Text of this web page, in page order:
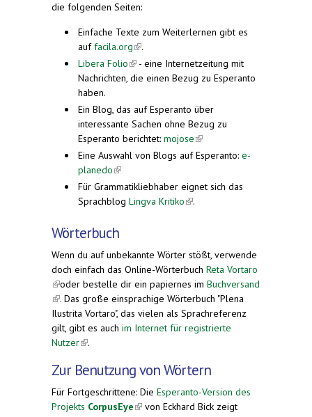
die folgenden Seiten:
Einfache Texte zum Weiterlernen gibt es
auffacila.org(link is external)
.
Libera Folio(link is external)
- eine Internetzeitung mit
Nachrichten, die einen Bezug zu Esperanto
haben.
Ein Blog, das auf Esperanto über
interessante Sachen ohne Bezug zu
Esperanto berichtet: mojose(link is external)
Eine Auswahl von Blogs auf Esperanto: e-
planedo(link is external)
Für Grammatikliebhaber eignet sich das
Sprachblog Lingva Kritiko(link is external)
.
Wörterbuch
Wenn du auf unbekannte Wörter stößt, verwende
doch einfach das Online-Wörterbuch Reta Vortaro
(link is external)
oder bestelle dir ein papiernes im Buchversand
(link is external)
. Das große einsprachige Wörterbuch "Plena
Ilustrita Vortaro", das vielen als Sprachreferenz
gilt, gibt es auch im Internet für registrierte
Nutzer(link is external)
.
Zur Benutzung von Wörtern
Für Fortgeschrittene: Die Esperanto-Version des
Projekts CorpusEye(link is external)
von Eckhard Bick zeigt